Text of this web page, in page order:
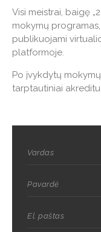
Visi meistrai, baigę
mokymų
publikuojami
platformoje.
Po įvykdytų
tarptautiniai